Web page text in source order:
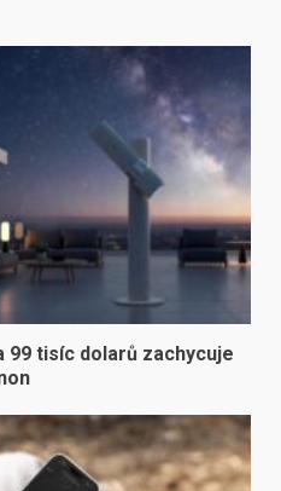
99 tisíc dolarů zachycuje